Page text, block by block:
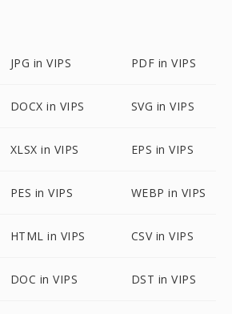
JPG in VIPS PDF in VIPS
DOCX in VIPS SVG in VIPS
XLSX in VIPS EPS in VIPS
PES in VIPS WEBP in VIPS
HTML in VIPS CSV in VIPS
DOC in VIPS DST in VIPS